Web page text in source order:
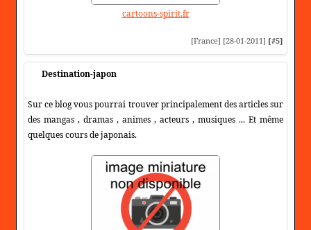
cartoons-spirit.fr
[France] [28-01-2011] [#5]
Destination-japon
Sur ce blog vous pourrai trouver principalement des articles sur
des mangas , dramas , animes , acteurs , musiques ... Et même
quelques cours de japonais.